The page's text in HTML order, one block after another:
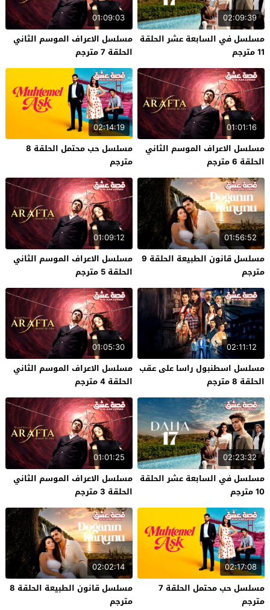
02:09:39
مسلسل في السابعة عشر الحلقة
11 مترجم
01:09:03
مسلسل الاعراف الموسم الثاني
الحلقة 7 مترجم
01:01:16
مسلسل الاعراف الموسم الثاني
الحلقة 6 مترجم
02:14:19
مسلسل حب محتمل الحلقة 8
مترجم
01:56:52
مسلسل قانون الطبيعة الحلقة 9
مترجم
01:09:12
مسلسل الاعراف الموسم الثاني
الحلقة 5 مترجم
02:11:12
مسلسل اسطنبول راسا على عقب
الحلقة 8 مترجم
01:05:30
مسلسل الاعراف الموسم الثاني
الحلقة 4 مترجم
02:23:32
مسلسل في السابعة عشر الحلقة
10 مترجم
01:01:25
مسلسل الاعراف الموسم الثاني
الحلقة 3 مترجم
02:17:08
مسلسل حب محتمل الحلقة 7
مترجم
02:02:14
مسلسل قانون الطبيعة الحلقة 8
مترجم